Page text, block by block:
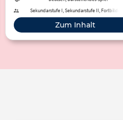
Sekundarstufe I, Sekundarstufe II, Fortbildung
Zum Inhalt